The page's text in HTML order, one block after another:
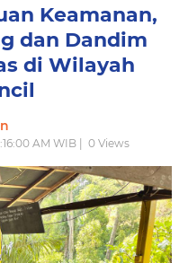
Keamanan,
dan Dandim
di Wilayah
AM WIB | 0 Views